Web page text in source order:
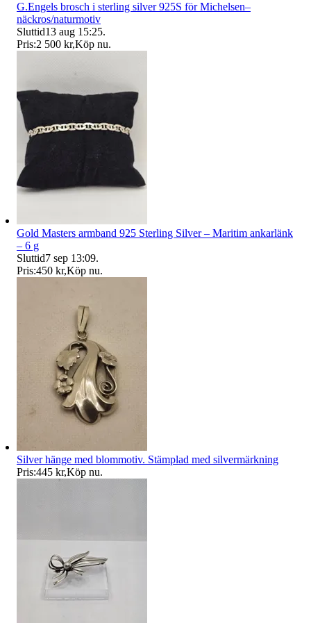
G.Engels brosch i sterling silver 925S för Michelsen–
näckros/naturmotiv
Sluttid13 aug 15:25.
Pris:2 500 kr,Köp nu.
Gold Masters armband 925 Sterling Silver – Maritim ankarlänk
– 6 g
Sluttid7 sep 13:09.
Pris:450 kr,Köp nu.
Silver hänge med blommotiv. Stämplad med silvermärkning
Pris:445 kr,Köp nu.